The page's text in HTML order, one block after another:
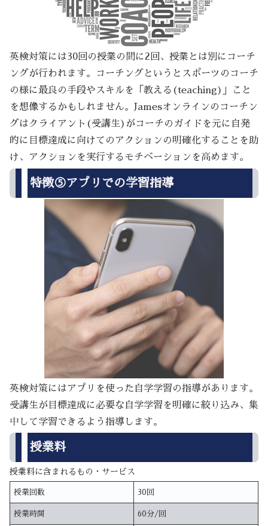
英検対策には30回の授業の間に2回、授業とは別にコーチ
ングが行われます。コーチングというとスポーツのコーチ
の様に最良の手段やスキルを「教える(teaching)」こと
を想像するかもしれません。Jamesオンラインのコーチン
グはクライアント(受講生)がコーチのガイドを元に自発
的に目標達成に向けてのアクションの明確化することを助
け、アクションを実行するモチベーションを高めます。
特徴⑤アプリでの学習指導
英検対策にはアプリを使った自学学習の指導があります。
受講生が目標達成に必要な自学学習を明確に絞り込み、集
中して学習できるよう指導します。
授業料
授業料に含まれるもの・サービス
授業回数 30回
授業時間 60分/回